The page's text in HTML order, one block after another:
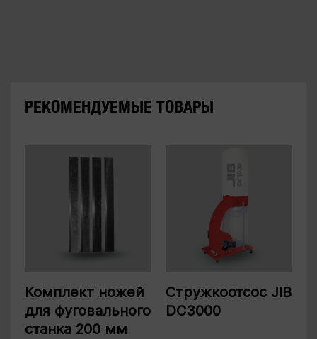
РЕКОМЕНДУЕМЫЕ ТОВАРЫ
Комплект ножей
для фуговального
станка 200 мм
Стружкоотсос JIB
DC3000